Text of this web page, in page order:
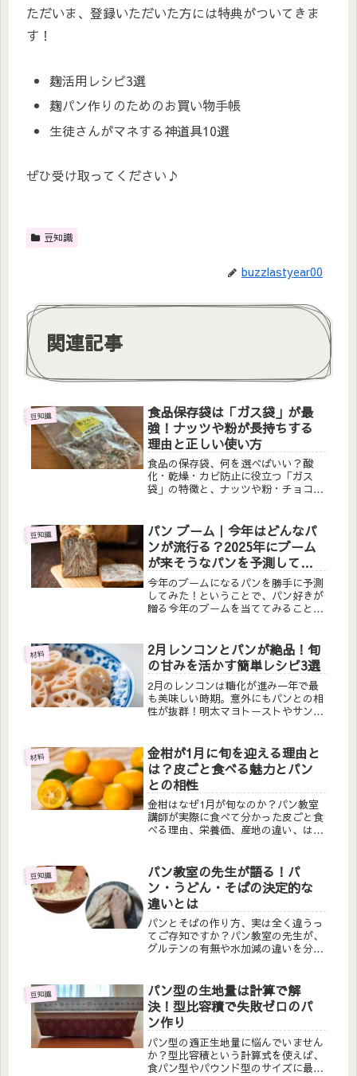
ただいま、登録いただいた方には特典がついてきま
す！
麹活用レシピ3選
麹パン作りのためのお買い物手帳
生徒さんがマネする神道具10選
ぜひ受け取ってください♪
豆知識
buzzlastyear00
関連記事
豆知識
食品保存袋は「ガス袋」が最
強！ナッツや粉が長持ちする
理由と正しい使い方
食品の保存袋、何を選べばいい？酸
化・乾燥・カビ防止に役立つ「ガス
袋」の特徴と、ナッツや粉・チョコレ
豆知識
パン ブーム｜今年はどんなパ
ンが流行る？2025年にブーム
が来そうなパンを予測してみ
た！
今年のブームになるパンを勝手に予測
してみた！ということで、パン好きが
贈る今年のブームを当ててみることに
年のパンブームは、「こねないパン」
「くるみパン」「クルンジ」でした...
材料
2月レンコンとパンが絶品！旬
の甘みを活かす簡単レシピ3選
2月のレンコンは糖化が進み一年で最
も美味しい時期。意外にもパンとの相
性が抜群！明太マヨトーストやサンド
地選びや下ごしらえのコツとともにご
紹介します。
材料
金柑が1月に旬を迎える理由と
は？皮ごと食べる魅力とパン
との相性
金柑はなぜ1月が旬なのか？パン教室
講師が実際に食べて分かった皮ごと食
べる理由、栄養価、産地の違い、はち
フルーツの魅力をお伝えします。
豆知識
パン教室の先生が語る！パ
ン・うどん・そばの決定的な
違いとは
パンとそばの作り方、実は全く違うっ
てご存知ですか？パン教室の先生が、
グルテンの有無や水加減の違いを分か
の製法比較をお届けします。
豆知識
パン型の生地量は計算で解
決！型比容積で失敗ゼロのパ
ン作り
パン型の適正生地量に悩んでいません
か？型比容積という計算式を使えば、
食パン型やパウンド型のサイズに最適